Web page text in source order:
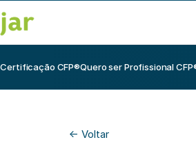
CFP®Quero ser Profissional
<- Voltar